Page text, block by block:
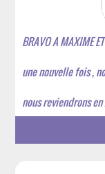
BRAVO A MAXIME
une nouvelle fois ,
nous reviendrons